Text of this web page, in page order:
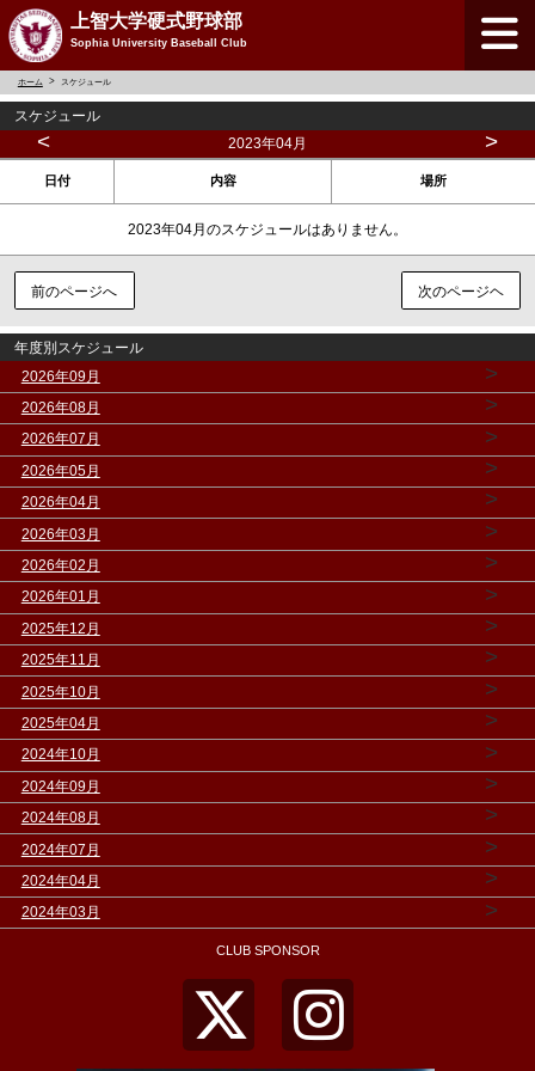
上智大学硬式野球部
Sophia University Baseball Club
ホーム スケジュール
スケジュール
< 2023年04月 >
日付 内容 場所
2023年04月のスケジュールはありません。
前のページへ 次のページヘ
年度別スケジュール
2026年09月
>
2026年08月 >
2026年07月 >
2026年05月 >
2026年04月 >
2026年03月 >
2026年02月 >
2026年01月 >
2025年12月 >
2025年11月 >
2025年10月 >
2025年04月 >
2024年10月 >
2024年09月 >
2024年08月 >
2024年07月 >
2024年04月 >
2024年03月 >
CLUB SPONSOR